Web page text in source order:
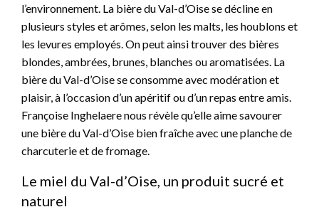
l’environnement. La bière du Val-d’Oise se décline en
plusieurs styles et arômes, selon les malts, les houblons et
les levures employés. On peut ainsi trouver des bières
blondes, ambrées, brunes, blanches ou aromatisées. La
bière du Val-d’Oise se consomme avec modération et
plaisir, à l’occasion d’un apéritif ou d’un repas entre amis.
Françoise Inghelaere nous révèle qu’elle aime savourer
une bière du Val-d’Oise bien fraîche avec une planche de
charcuterie et de fromage.
Le miel du Val-d’Oise, un produit sucré et
naturel